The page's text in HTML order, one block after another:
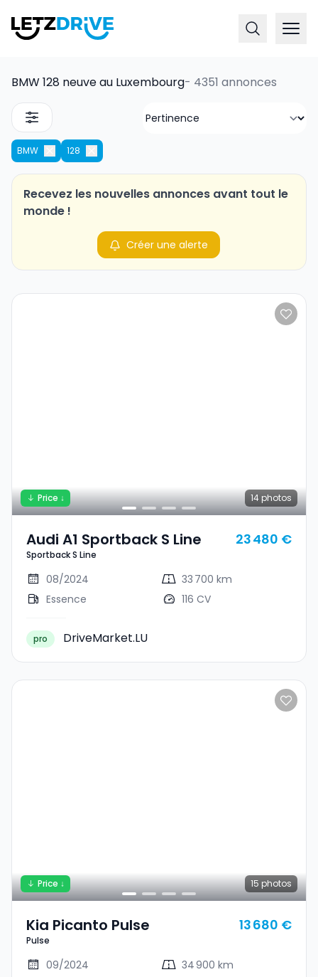
BMW 128 neuve au Luxembourg- 4351 annonces
BMW 128
Recevez les nouvelles annonces avant tout le
monde !
Créer une alerte
14 photos
Price ↓
Audi A1 Sportback S Line
Sportback S Line
23 480 €
08/2024
33 700 km
Essence
116 CV
pro DriveMarket.LU
15 photos
Price ↓
Kia Picanto Pulse
Pulse
13 680 €
09/2024
34 900 km